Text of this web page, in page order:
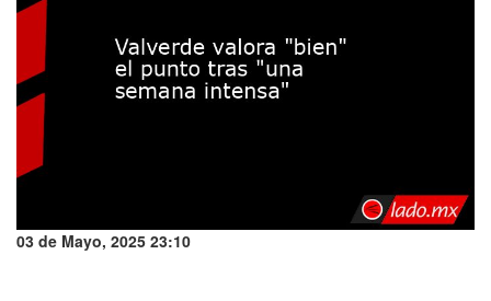
03 de Mayo, 2025 23:10